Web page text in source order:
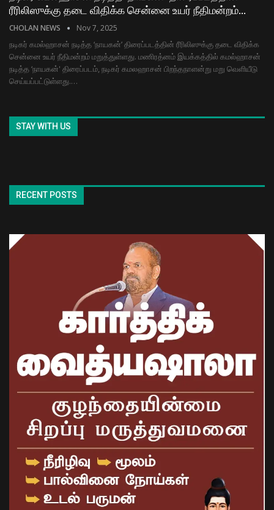
ரீரிலிஸுக்கு தடை விதிக்க சென்னை உயர் நீதிமன்றம்…
CHOLAN NEWS Nov 7, 2025
நடிகர் கமல்ஹாசன் நடித்த ‘நாயகன்’ திரைப்படத்தின் ரீரிலிஸுக்கு தடை விதிக்க
சென்னை உயர் நீதிமன்றம் மறுத்துள்ளது. மணிரத்னம் இயக்கத்தில் கமல்ஹாசன்
நடித்த ‘நாயகன்' திரைப்படம், நடிகர் கமலஹாசன் பிறந்தநாளன்று மறு வெளியீடு
செய்யப்பட்டுள்ளது.…
STAY WITH US
RECENT POSTS